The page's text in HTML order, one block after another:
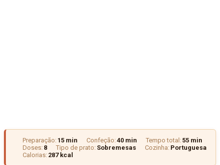
Preparação: 15 min Confeção:40 min Tempo total:55 min
Doses: 8 Tipo de prato: Sobremesas Cozinha: Portuguesa
Calorias: 287 kcal